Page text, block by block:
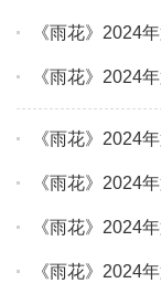
《雨花》2024
《雨花》2024
《雨花》2024
《雨花》2024
《雨花》2024
《雨花》2024